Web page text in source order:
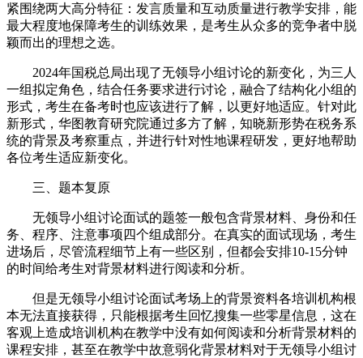
紧围绕两大高分特征：发言质量和互动质量进行教学安排，能
最大程度地保障考生的训练效果，是考生从众多的竞争者中脱
颖而出的理想之选。
2024年国税总局出现了无领导小组讨论的新变化，为三人
一组拟定角色，结合任务要求进行讨论，融合了结构化小组的
形式，考生在备考时也应该进行了解，以更好地适应。针对此
新形式，华图教育研究院通过多方了解，知晓新形势在税务系
统的背景及考察重点，并进行针对性地课程研发，更好地帮助
各位考生适应新变化。
三、题本复原
无领导小组讨论面试的题签一般包含背景材料、身份和任
务、程序、注意事项四个组成部分。在真实的面试现场，考生
进场后，尽管流程细节上有一些区别，但都会安排10-15分钟
的时间给考生对背景材料进行阅读和分析。
但是无领导小组讨论面试考场上的背景资料各培训机构根
本无法直接获得，只能根据考生回忆搜集一些零星信息，这在
客观上造成培训机构在教学中没有如何阅读和分析背景材料的
课程安排，甚至在教学中故意弱化背景材料对于无领导小组讨